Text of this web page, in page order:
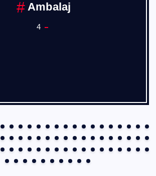
Ankara Sanayi Odası
1